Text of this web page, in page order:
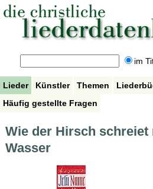
im
Lieder Künstler Themen
Häufig gestellte Fragen
Wie der Hirsch schreiet
Wasser